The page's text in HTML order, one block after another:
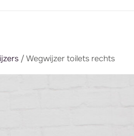
/ Wegwijzer toilets rechts